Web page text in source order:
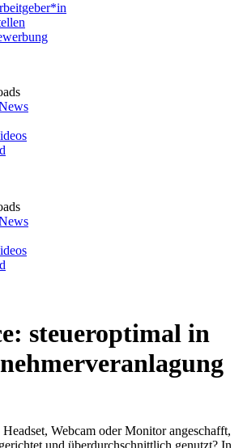
steueroptimal in
Webcam oder Monitor angeschafft,
und überdurchschnittlich genutzt? In